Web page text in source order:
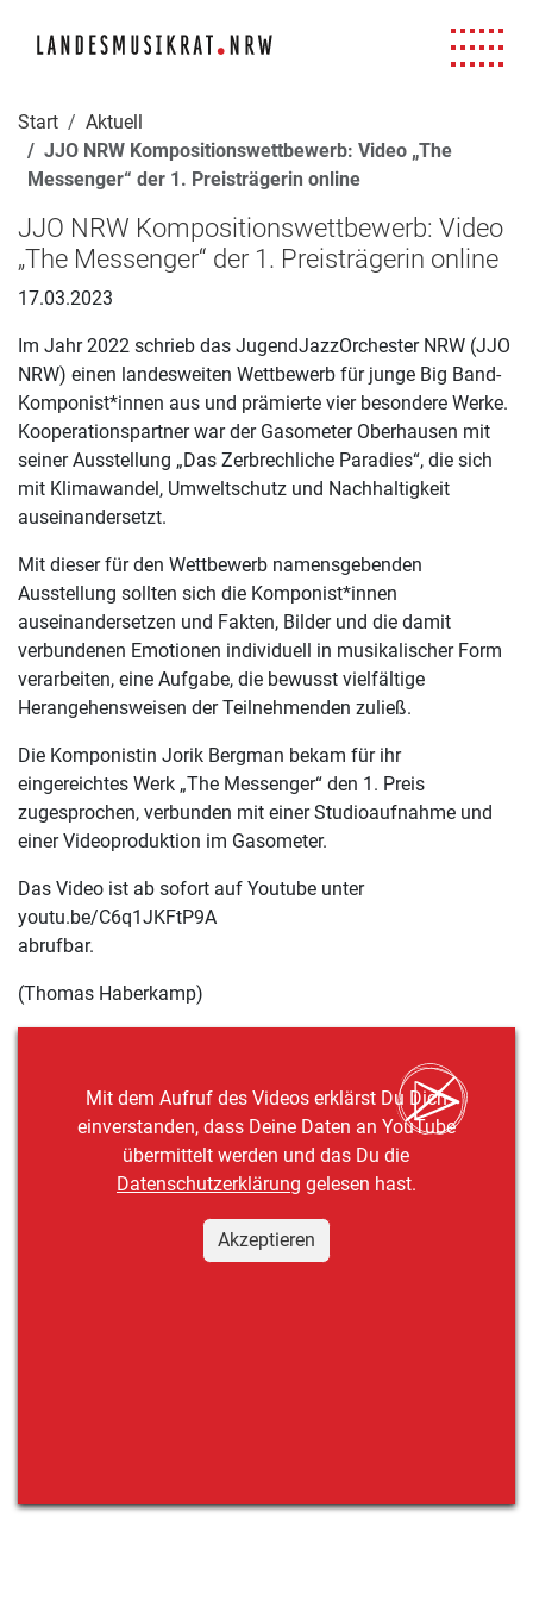
Start
Aktuell
JJO NRW Kompositionswettbewerb: Video „The
Messenger“ der 1. Preisträgerin online
JJO NRW Kompositionswettbewerb: Video
„The Messenger“ der 1. Preisträgerin online
17.03.2023
Im Jahr 2022 schrieb das JugendJazzOrchester NRW (JJO
NRW) einen landesweiten Wettbewerb für junge Big Band-
Komponist*innen aus und prämierte vier besondere Werke.
Kooperationspartner war der Gasometer Oberhausen mit
seiner Ausstellung „Das Zerbrechliche Paradies“, die sich
mit Klimawandel, Umweltschutz und Nachhaltigkeit
auseinandersetzt.
Mit dieser für den Wettbewerb namensgebenden
Ausstellung sollten sich die Komponist*innen
auseinandersetzen und Fakten, Bilder und die damit
verbundenen Emotionen individuell in musikalischer Form
verarbeiten, eine Aufgabe, die bewusst vielfältige
Herangehensweisen der Teilnehmenden zuließ.
Die Komponistin Jorik Bergman bekam für ihr
eingereichtes Werk „The Messenger“ den 1. Preis
zugesprochen, verbunden mit einer Studioaufnahme und
einer Videoproduktion im Gasometer.
Das Video ist ab sofort auf Youtube unter
youtu.be/C6q1JKFtP9A
abrufbar.
(Thomas Haberkamp)
Mit dem Aufruf des Videos erklärst Du Dich
einverstanden, dass Deine Daten an YouTube
übermittelt werden und das Du die
Datenschutzerklärung gelesen hast.